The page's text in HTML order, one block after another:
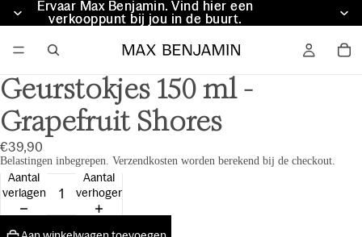
Ervaar Max Benjamin. Vind hier een
verkooppunt bij jou in de buurt.
Ervaar Max Benjamin. Vind hier een
verkooppunt bij jou in de buurt.
Geurstokjes 150 ml -
Grapefruit Shores
€39,90
Belastingen inbegrepen. Verzendkosten worden berekend bij de checkout.
Aantal
verlagen
Aantal
verhogen